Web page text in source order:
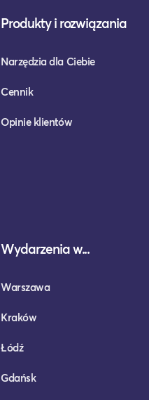
Produkty i rozwiązania
Narzędzia dla Ciebie
Cennik
Opinie klientów
Wydarzenia w...
Warszawa
Kraków
Łódź
Gdańsk